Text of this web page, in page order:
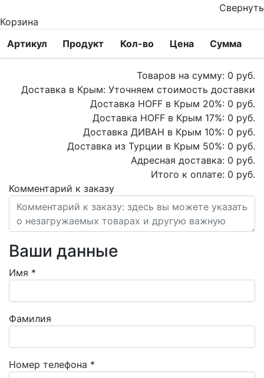
Свернуть
Корзина
Артикул
Продукт Кол-во Цена Сумма
Товаров на сумму: 0 руб.
Доставка в Крым: Уточняем стоимость доставки
Доставка HOFF в Крым 20%: 0 руб.
Доставка HOFF в Крым 17%: 0 руб.
Доставка ДИВАН в Крым 10%: 0 руб.
Доставка из Турции в Крым 50%: 0 руб.
Адресная доставка: 0 руб.
Итого к оплате: 0 руб.
Комментарий к заказу
Ваши данные
Имя *
Фамилия
Номер телефона *